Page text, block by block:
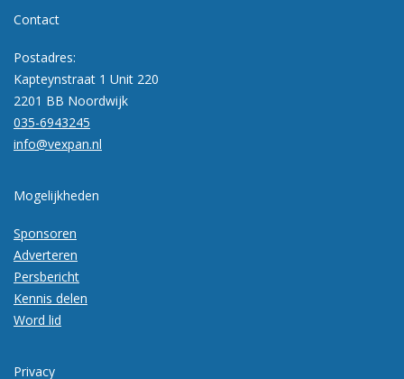
Contact
Postadres:
Kapteynstraat 1 Unit 220
2201 BB Noordwijk
035-6943245
info@vexpan.nl
Mogelijkheden
Sponsoren
Adverteren
Persbericht
Kennis delen
Word lid
Privacy